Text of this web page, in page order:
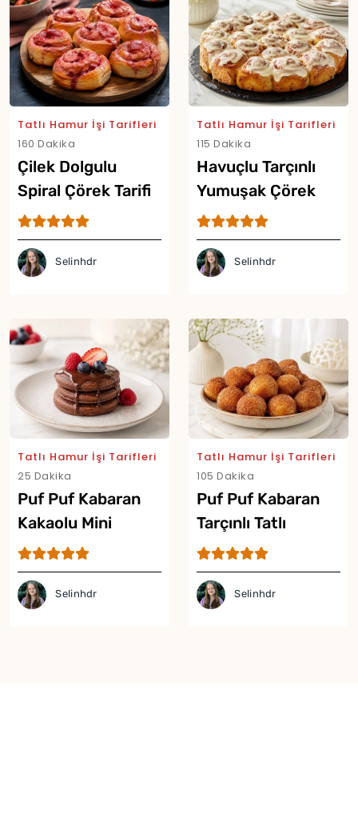
Tatlı Hamur İşi Tarifleri
160 Dakika
Çilek Dolgulu
Spiral Çörek Tarifi
Selinhdr
Tatlı Hamur İşi Tarifleri
115 Dakika
Havuçlu Tarçınlı
Yumuşak Çörek
Tarifi
Selinhdr
Tatlı Hamur İşi Tarifleri
25 Dakika
Puf Puf Kabaran
Kakaolu Mini
Pancake Tarifi
Selinhdr
Tatlı Hamur İşi Tarifleri
105 Dakika
Puf Puf Kabaran
Tarçınlı Tatlı
Lokmalar Tarifi
Selinhdr